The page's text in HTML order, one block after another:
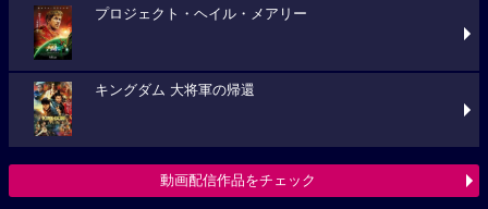
プロジェクト・ヘイル・メアリー
キングダム 大将軍の帰還
動画配信作品をチェック